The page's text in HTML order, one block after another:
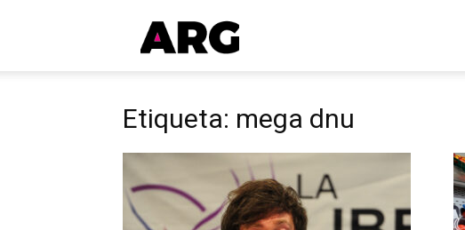
ARGmedios
Etiqueta: mega dnu